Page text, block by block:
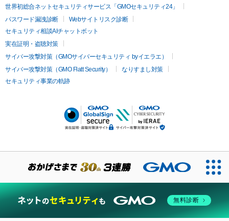
世界初総合ネットセキュリティサービス「GMOセキュリティ24」
パスワード漏洩診断
Webサイトリスク診断
セキュリティ相談AIチャットボット
実在証明・盗聴対策
サイバー攻撃対策（GMOサイバーセキュリティ byイエラエ）
サイバー攻撃対策（GMO Flatt Security）
なりすまし対策
セキュリティ事業の軌跡
無料診断